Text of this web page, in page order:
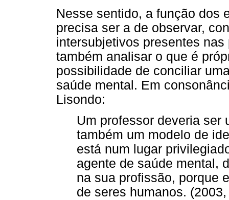
Nesse sentido, a função dos
precisa ser a de observar,
intersubjetivos presentes
também analisar o que é
possibilidade de conciliar
saúde mental. Em
Lisondo:
Um professor deveria ser
também um modelo de
está num lugar
agente de saúde mental,
na sua profissão, porque
de seres humanos.